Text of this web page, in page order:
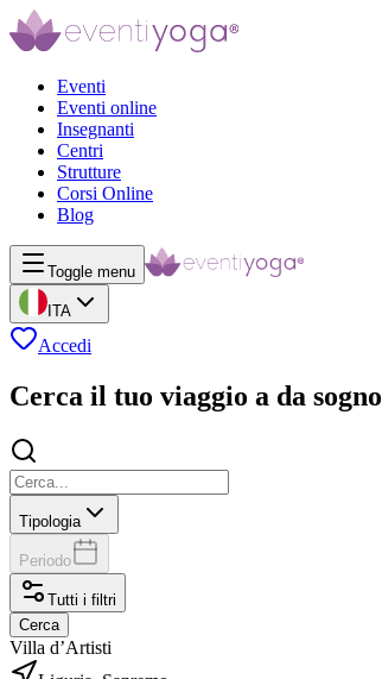
Eventi
Eventi online
Insegnanti
Centri
Strutture
Corsi Online
Blog
Toggle menu
ITA
Accedi
Cerca il tuo viaggio a da sogno
Tipologia
Periodo
Tutti i filtri
Cerca
Villa d’Artisti